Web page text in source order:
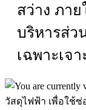
สว่าง ภา
บริหารส่ว
เฉพาะเจา